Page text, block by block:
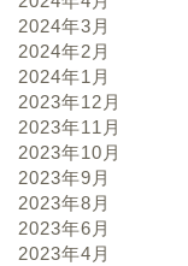
2024年3月
2024年2月
2024年1月
2023年12月
2023年11月
2023年10月
2023年9月
2023年8月
2023年6月
2023年4月